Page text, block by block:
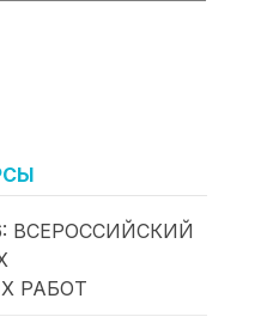
ВСЕРОССИЙСКИЙ
РАБОТ